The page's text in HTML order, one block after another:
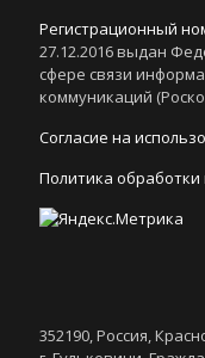
Регистрационный
27.12.2016 выдан
сфере связи
коммуникаций
Согласие на
Политика
352190, Россия,